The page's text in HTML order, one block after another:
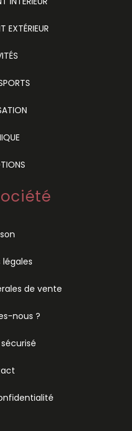
EXTÉRIEUR
de vente
nous ?